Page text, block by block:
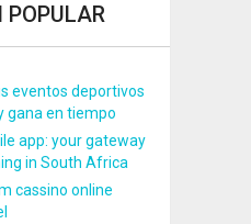
POPULAR
eventos deportivos
gana en tiempo
app: your gateway
in South Africa
cassino online